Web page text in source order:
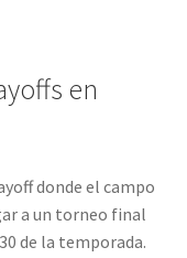
en
donde el campo
a un torneo final
de la temporada.